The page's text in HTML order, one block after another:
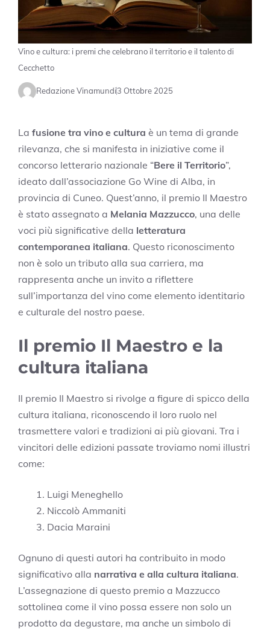
Vino e cultura: i premi che celebrano il territorio e il talento di
Cecchetto
Redazione Vinamundi3 Ottobre 2025
La fusione tra vino e cultura è un tema di grande
rilevanza, che si manifesta in iniziative come il
concorso letterario nazionale “Bere il Territorio”,
ideato dall’associazione Go Wine di Alba, in
provincia di Cuneo. Quest’anno, il premio Il Maestro
è stato assegnato a Melania Mazzucco, una delle
voci più significative della letteratura
contemporanea italiana. Questo riconoscimento
non è solo un tributo alla sua carriera, ma
rappresenta anche un invito a riflettere
sull’importanza del vino come elemento identitario
e culturale del nostro paese.
Il premio Il Maestro e la
cultura italiana
Il premio Il Maestro si rivolge a figure di spicco della
cultura italiana, riconoscendo il loro ruolo nel
trasmettere valori e tradizioni ai più giovani. Tra i
vincitori delle edizioni passate troviamo nomi illustri
come:
Luigi Meneghello
Niccolò Ammaniti
Dacia Maraini
Ognuno di questi autori ha contribuito in modo
significativo alla narrativa e alla cultura italiana.
L’assegnazione di questo premio a Mazzucco
sottolinea come il vino possa essere non solo un
prodotto da degustare, ma anche un simbolo di